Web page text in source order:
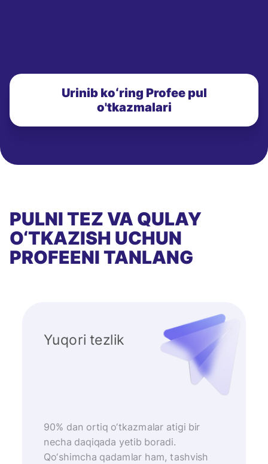
Urinib koʻring Profee pul
o'tkazmalari
PULNI TEZ VA QULAY
O‘TKAZISH UCHUN
PROFEENI TANLANG
Yuqori tezlik
90% dan ortiq o‘tkazmalar atigi bir
necha daqiqada yetib boradi.
Qo‘shimcha qadamlar ham, tashvish